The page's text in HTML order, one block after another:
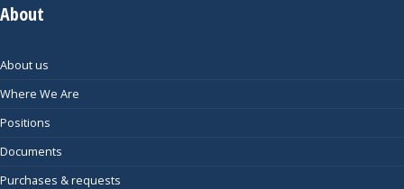
About
About us
Where We Are
Positions
Documents
Purchases & requests